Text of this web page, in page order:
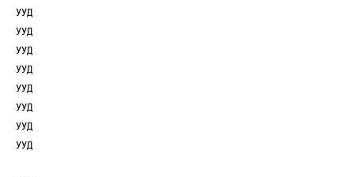
УУД
УУД
УУД
УУД
УУД
УУД
УУД
УУД